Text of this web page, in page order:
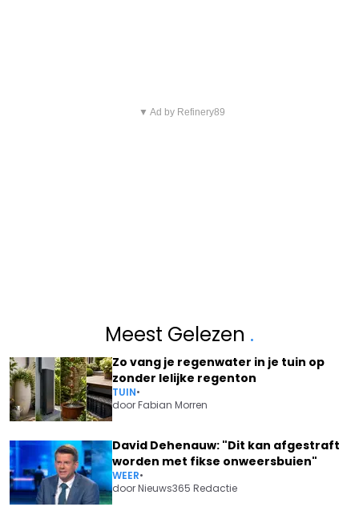
▼ Ad by Refinery89
Meest Gelezen .
Zo vang je regenwater in je tuin op
zonder lelijke regenton
TUIN•
doorFabian Morren
David Dehenauw: "Dit kan afgestraft
worden met fikse onweersbuien"
WEER•
doorNieuws365 Redactie